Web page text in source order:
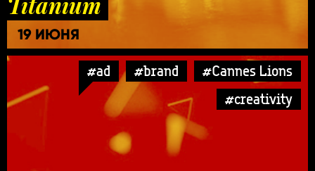
19 ИЮНЯ
#ad #brand
#Cannes Lions
#creativity